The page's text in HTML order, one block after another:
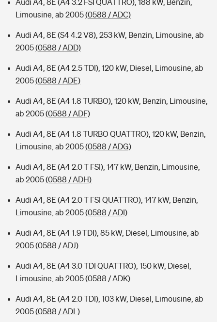
Audi A4, 8E (A4 3.2 FSI QUATTRO), 188 kW, Benzin,
Limousine, ab 2005(0588 / ADC)
Audi A4, 8E (S4 4.2 V8), 253 kW, Benzin, Limousine, ab
2005(0588 / ADD)
Audi A4, 8E (A4 2.5 TDI), 120 kW, Diesel, Limousine, ab
2005(0588 / ADE)
Audi A4, 8E (A4 1.8 TURBO), 120 kW, Benzin, Limousine,
ab 2005(0588 / ADF)
Audi A4, 8E (A4 1.8 TURBO QUATTRO), 120 kW, Benzin,
Limousine, ab 2005(0588 / ADG)
Audi A4, 8E (A4 2.0 T FSI), 147 kW, Benzin, Limousine,
ab 2005(0588 / ADH)
Audi A4, 8E (A4 2.0 T FSI QUATTRO), 147 kW, Benzin,
Limousine, ab 2005(0588 / ADI)
Audi A4, 8E (A4 1.9 TDI), 85 kW, Diesel, Limousine, ab
2005(0588 / ADJ)
Audi A4, 8E (A4 3.0 TDI QUATTRO), 150 kW, Diesel,
Limousine, ab 2005(0588 / ADK)
Audi A4, 8E (A4 2.0 TDI), 103 kW, Diesel, Limousine, ab
2005(0588 / ADL)